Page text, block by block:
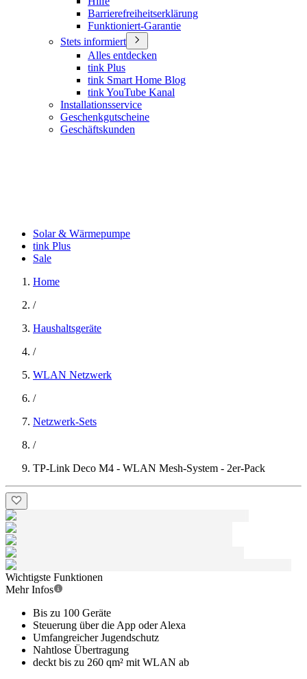
Barrierefreiheitserklärung
Funktioniert-Garantie
Stets informiert
Alles entdecken
tink Plus
tink Smart Home Blog
tink YouTube Kanal
Installationsservice
Geschenkgutscheine
Geschäftskunden
Solar & Wärmepumpe
tink Plus
Sale
Home
/
Haushaltsgeräte
/
WLAN Netzwerk
/
Netzwerk-Sets
/
TP-Link Deco M4 - WLAN Mesh-System - 2er-Pack
Wichtigste Funktionen
Mehr Infos
Bis zu 100 Geräte
Steuerung über die App oder Alexa
Umfangreicher Jugendschutz
Nahtlose Übertragung
deckt bis zu 260 qm² mit WLAN ab